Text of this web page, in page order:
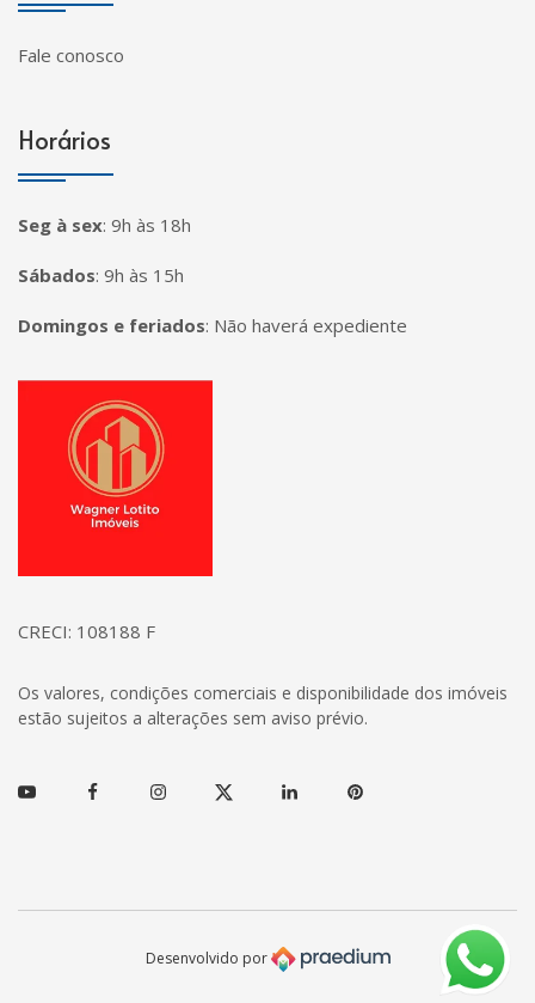
Fale conosco
Horários
Seg à sex: 9h às 18h
Sábados: 9h às 15h
Domingos e feriados: Não haverá expediente
Página inicial
CRECI: 108188 F
Os valores, condições comerciais e disponibilidade dos imóveis
estão sujeitos a alterações sem aviso prévio.
Youtube FacebookInstagramTwitter Linkedin Pinterest
Desenvolvido por